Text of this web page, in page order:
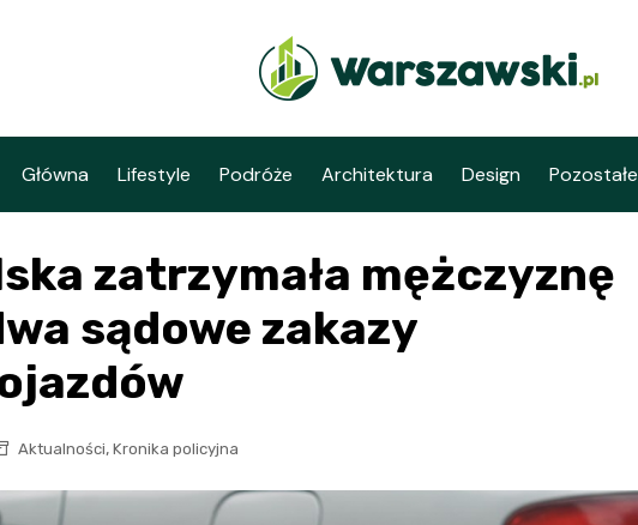
Główna Lifestyle Podróże Architektura Design Pozostałe
zatrzymała mężczyznę
sądowe zakazy
Aktualności, Kronika policyjna